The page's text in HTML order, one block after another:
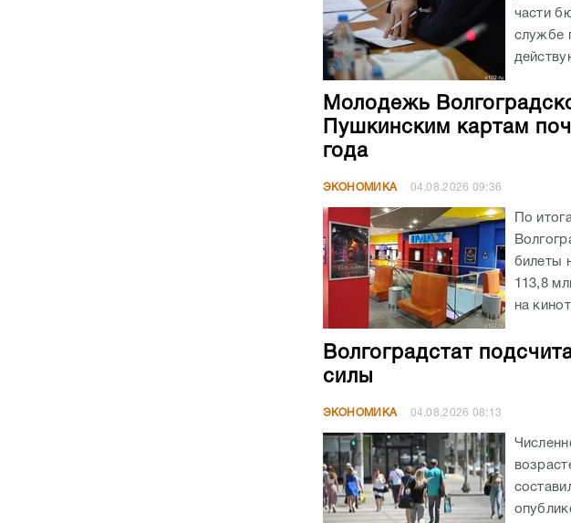
части
службе
Молодежь
Пушкинским картам
года
ЭКОНОМИКА 04.08.2026 09:36
По
билеты
113,8
на
Волгоградстат
силы
ЭКОНОМИКА 04.08.2026 08:13